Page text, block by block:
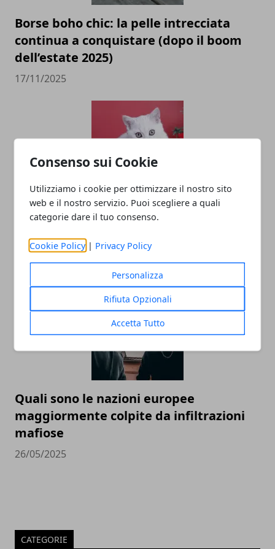
Consenso sui Cookie
Utilizziamo i cookie per ottimizzare il nostro sito
web e il nostro servizio. Puoi scegliere a quali
categorie dare il tuo consenso.
Cookie Policy | Privacy Policy
Personalizza
Rifiuta Opzionali
Accetta Tutto
Borse boho chic: la pelle intrecciata
continua a conquistare (dopo il boom
dell’estate 2025)
17/11/2025
Vacanze natalizie al mare in
destinazioni da sogno. Ecco dove
prenotare!
18/08/2025
Quali sono le nazioni europee
maggiormente colpite da infiltrazioni
mafiose
26/05/2025
CATEGORIE